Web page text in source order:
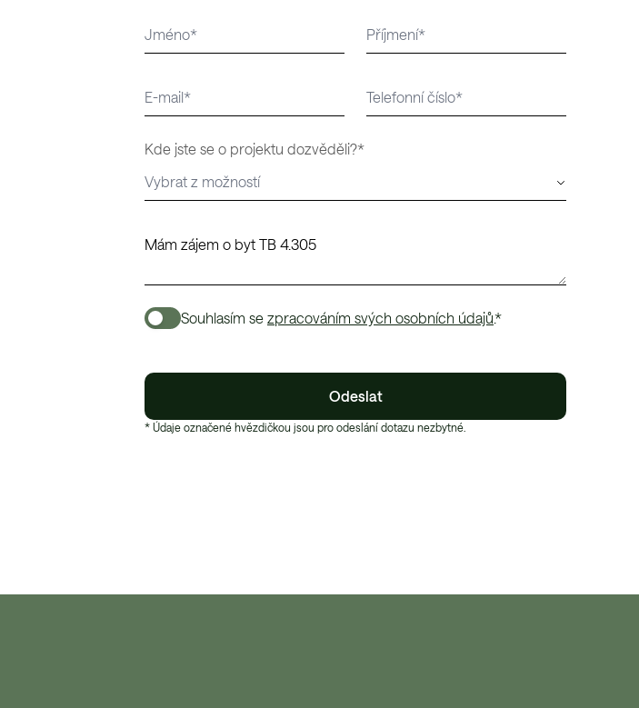
Kde jste se o projektu dozvěděli?*
Souhlasím se zpracováním svých osobních údajů.*
Odeslat
* Údaje označené hvězdičkou jsou pro odeslání dotazu nezbytné.